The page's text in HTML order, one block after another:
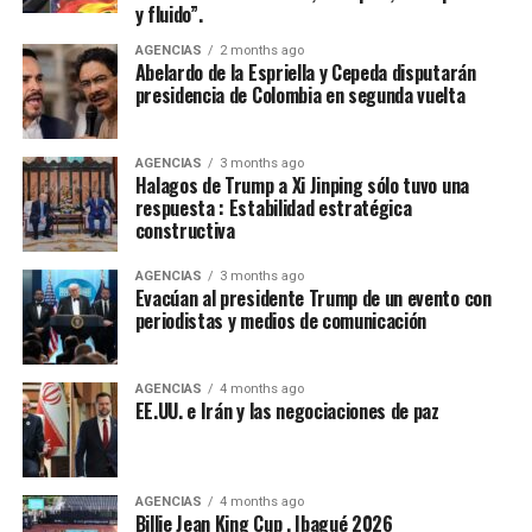
sincera de concertación”, afirmó Cepeda, que le reiteró a
las urnas. Somos una parte fundamental de la nación.
Somos una fuerza política, social y cultural presente en
cada rincón del país. Somos la fuerza serena del cambio
social y nadie podrá detenernos”.
De la Espriella toma nota del mensaje de Cepeda:
“Acabó la campaña”
El presidente electo de Colombia, Abelardo de la
Espriella, calificó de “positivo” el mensaje de
reconocimiento a su victoria en las urnas hecho por el
senador Iván Cepeda, aseguró que “tomó nota” de su
mensaje, sostuvo que la campaña terminó y que era hora
de “unir esfuerzos”.
“El presidente electo gobernará en beneficio de todos
los colombianos, sin distinción alguna y sin importar
y fluido”.
AGENCIAS 2 months ago
Abelardo de la Espriella y Cepeda disputarán
presidencia de Colombia en segunda vuelta
AGENCIAS 3 months ago
Halagos de Trump a Xi Jinping sólo tuvo una
respuesta : Estabilidad estratégica
constructiva
AGENCIAS 3 months ago
Evacúan al presidente Trump de un evento con
periodistas y medios de comunicación
AGENCIAS 4 months ago
EE.UU. e Irán y las negociaciones de paz
AGENCIAS 4 months ago
Billie Jean King Cup , Ibagué 2026